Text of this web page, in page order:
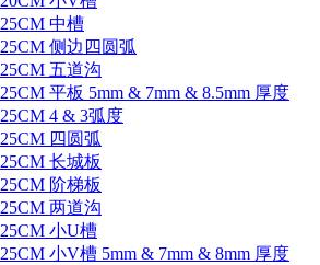
25CM 中槽
25CM 侧边四圆弧
25CM 五道沟
25CM 平板 5mm & 7mm & 8.5mm 厚度
25CM 4 & 3弧度
25CM 四圆弧
25CM 长城板
25CM 阶梯板
25CM 两道沟
25CM 小U槽
25CM 小V槽 5mm & 7mm & 8mm 厚度